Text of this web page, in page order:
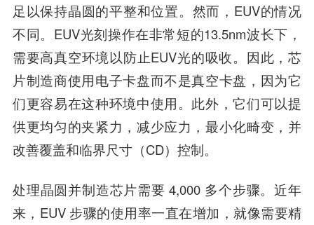
足以保持晶圆的平整和位置。然而，EUV的情况
不同。EUV光刻操作在非常短的13.5nm波长下，
需要高真空环境以防止EUV光的吸收。因此，芯
片制造商使用电子卡盘而不是真空卡盘，因为它
们更容易在这种环境中使用。此外，它们可以提
供更均匀的夹紧力，减少应力，最小化畸变，并
改善覆盖和临界尺寸（CD）控制。
处理晶圆并制造芯片需要 4,000 多个步骤。近年
来，EUV 步骤的使用率一直在增加，就像需要精